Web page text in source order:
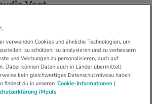
Vogt
und -malabsortion: Der
bekannt, aber es wird davon ausgegangen, dass
Schweiz Probleme mit der Verdauung von
es zwei völlig unterschiedliche Erkrankungen:
verwenden Cookies und ähnliche Technologien, um
zu schützen, zu analysieren und zu verbessern
und Werbungen zu personalisieren, auch auf
Dabei können Daten auch in Länder übermittelt
kein gleichwertiges Datenschutzniveau haben.
findest du in unseren Cookie-Informationen |
iMpuls